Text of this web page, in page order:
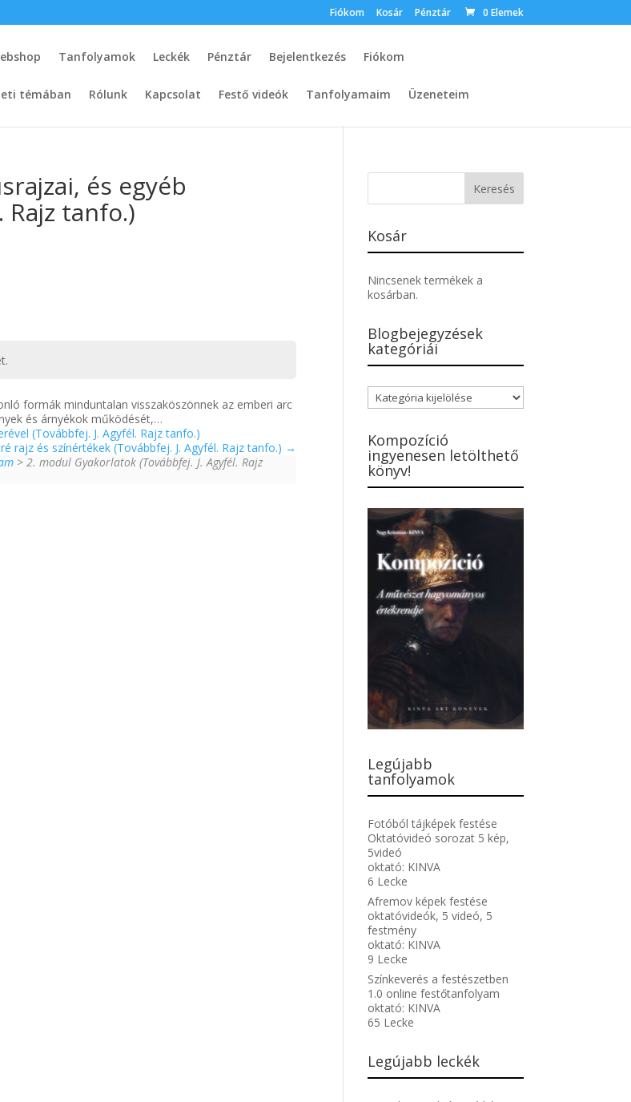
Fiókom Kosár Pénztár 0 Elemek
Tanfolyamok Leckék Pénztár Bejelentkezés Fiókom
témában Rólunk Kapcsolat Festő videók Tanfolyamaim Üzeneteim
és egyéb
Rajz tanfo.)
formák minduntalan visszaköszönnek az emberi arc
és árnyékok működését,…
(Továbbfej. J. Agyfél. Rajz tanfo.)
rajz és színértékek (Továbbfej. J. Agyfél. Rajz tanfo.)
> 2. modul Gyakorlatok (Továbbfej. J. Agyfél. Rajz
Kosár
Nincsenek termékek a
kosárban.
Blogbejegyzések
kategóriái
Blogbejegyzések
kategóriái
Kompozíció
ingyenesen letölthető
könyv!
Legújabb
tanfolyamok
Fotóból tájképek festése
Oktatóvideó sorozat 5 kép,
5videó
oktató: KINVA
6 Lecke
Afremov képek festése
oktatóvideók, 5 videó, 5
festmény
oktató: KINVA
9 Lecke
Színkeverés a festészetben
1.0 online festőtanfolyam
oktató: KINVA
65 Lecke
Legújabb leckék